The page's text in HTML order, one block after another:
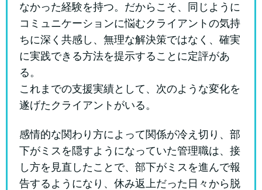
なかった経験を持つ。だからこそ、同じように
コミュニケーションに悩むクライアントの気持
ちに深く共感し、無理な解決策ではなく、確実
に実践できる方法を提示することに定評があ
る。
これまでの支援実績として、次のような変化を
遂げたクライアントがいる。
感情的な関わり方によって関係が冷え切り、部
下がミスを隠すようになっていた管理職は、接
し方を見直したことで、部下がミスを進んで報
告するようになり、休み返上だった日々から脱